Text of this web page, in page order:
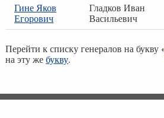
Гине Яков
Егорович
Гладков Иван
Васильевич
Перейти к списку генералов на букву
на эту же букву.